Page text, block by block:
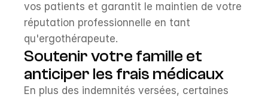
vos patients et garantit le maintien de votre
réputation professionnelle en tant
qu'ergothérapeute.
Soutenir votre famille et
anticiper les frais médicaux
En plus des indemnités versées, certaines